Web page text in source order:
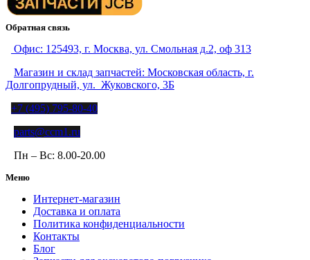
Обратная связь
Офис: 125493, г. Москва, ул. Смольная д.2, оф 313
Магазин и склад запчастей: Московская область, г.
Долгопрудный, ул. Жуковского, 3Б
+7 (495) 795-80-40
parts@ccm1.ru
Пн – Вс: 8.00-20.00
Меню
Интернет-магазин
Доставка и оплата
Политика конфиденциальности
Контакты
Блог